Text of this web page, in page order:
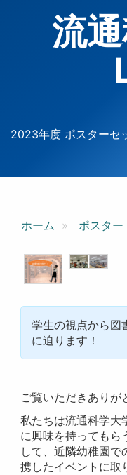
流
2023年度 ポスターセ
ホーム ポスター
学生の視点から図
に迫ります！
ご覧いただきありが
私たちは流通科学
に興味を持ってもら
して、近隣幼稚園
携したイベントに取